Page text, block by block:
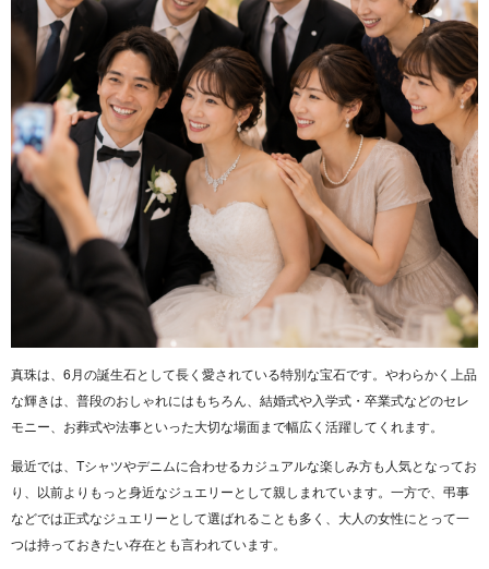
真珠は、6月の誕生石として長く愛されている特別な宝石です。やわらかく上品
な輝きは、普段のおしゃれにはもちろん、結婚式や入学式・卒業式などのセレ
モニー、お葬式や法事といった大切な場面まで幅広く活躍してくれます。
最近では、Tシャツやデニムに合わせるカジュアルな楽しみ方も人気となってお
り、以前よりもっと身近なジュエリーとして親しまれています。一方で、弔事
などでは正式なジュエリーとして選ばれることも多く、大人の女性にとって一
つは持っておきたい存在とも言われています。